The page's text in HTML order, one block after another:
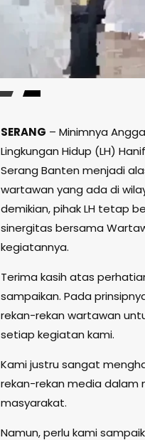
SERANG – Minimnya
Lingkungan Hidup (LH)
Serang Banten menjadi
wartawan yang ada di
demikian, pihak LH tetap
sinergitas bersama
kegiatannya.
Terima kasih atas
sampaikan. Pada
rekan-rekan wartawan
setiap kegiatan kami.
Kami justru sangat
rekan-rekan media dalam
masyarakat.
Namun, perlu kami